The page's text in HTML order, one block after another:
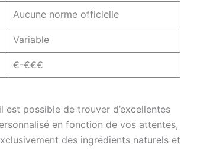
Aucune norme officielle
Variable
€-€€€
possible de trouver d’excellentes
en fonction de vos attentes,
des ingrédients naturels et